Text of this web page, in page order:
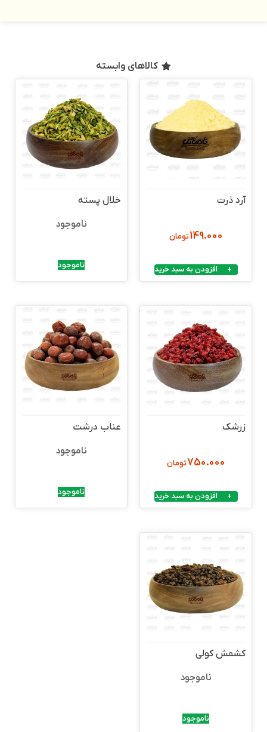
کالاهای وابسته
آرد ذرت
149.000تومان
افزودن به سبد خرید
خلال پسته
ناموجود
ناموجود
زرشک
750.000تومان
افزودن به سبد خرید
عناب درشت
ناموجود
ناموجود
کشمش کولی
ناموجود
ناموجود